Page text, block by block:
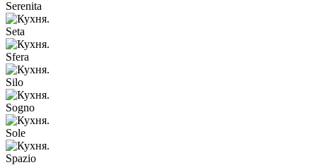
Serenita
Seta
Sfera
Silo
Sogno
Sole
Spazio